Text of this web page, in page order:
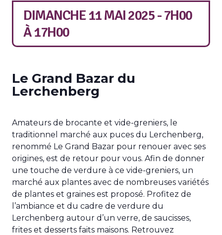
DIMANCHE 11 MAI 2025 - 7H00
À17H00
Le Grand Bazar du
Lerchenberg
Amateurs de brocante et vide-greniers, le
traditionnel marché aux puces du Lerchenberg,
renommé Le Grand Bazar pour renouer avec ses
origines, est de retour pour vous. Afin de donner
une touche de verdure à ce vide-greniers, un
marché aux plantes avec de nombreuses variétés
de plantes et graines est proposé. Profitez de
l’ambiance et du cadre de verdure du
Lerchenberg autour d’un verre, de saucisses,
frites et desserts faits maisons. Retrouvez